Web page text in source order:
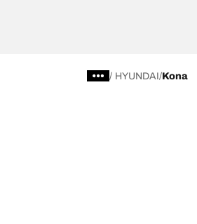
/ HYUNDAI Kona